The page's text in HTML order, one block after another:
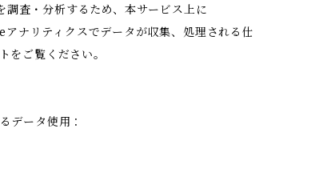
調査・分析するため、本サービス上に
ナリティクスでデータが収集、処理される仕
ご覧ください。
データ使用：